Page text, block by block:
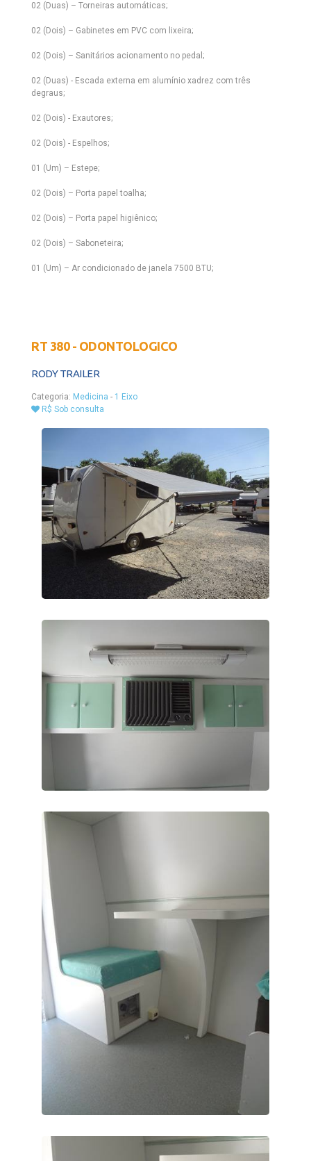
02 (Duas) – Torneiras automáticas;
02 (Dois) – Gabinetes em PVC com lixeira;
02 (Dois) – Sanitários acionamento no pedal;
02 (Duas) - Escada externa em alumínio xadrez com três
degraus;
02 (Dois) - Exautores;
02 (Dois) - Espelhos;
01 (Um) – Estepe;
02 (Dois) – Porta papel toalha;
02 (Dois) – Porta papel higiênico;
02 (Dois) – Saboneteira;
01 (Um) – Ar condicionado de janela 7500 BTU;
RT 380 - ODONTOLOGICO
RODY TRAILER
Categoria: Medicina - 1 Eixo
R$ Sob consulta